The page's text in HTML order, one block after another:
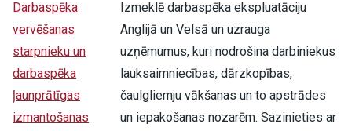
Darbaspēka
vervēšanas
starpnieku un
darbaspēka
ļaunprātīgas
izmantošanas
Izmeklē darbaspēka ekspluatāciju
Anglijā un Velsā un uzrauga
uzņēmumus, kuri nodrošina darbiniekus
lauksaimniecības, dārzkopības,
čaulgliemju vākšanas un to apstrādes
un iepakošanas nozarēm. Sazinieties ar